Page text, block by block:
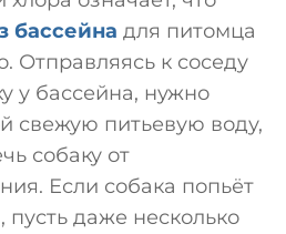
бассейна для питомца
Отправляясь к соседу
у бассейна, нужно
свежую питьевую воду,
собаку от
Если собака попьёт
пусть даже несколько